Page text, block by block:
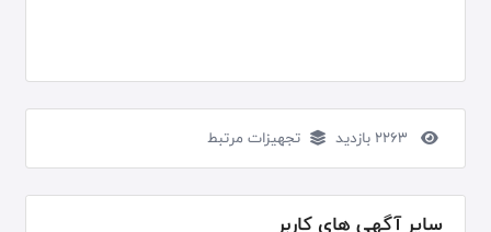
تجهیزات مرتبط
سایر آگهی های کاربر